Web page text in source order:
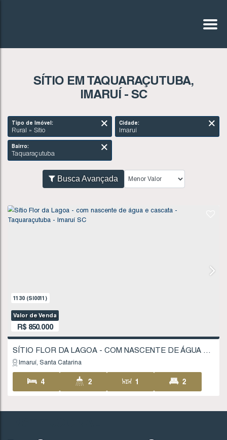
SÍTIO EM TAQUARAÇUTUBA,
IMARUÍ - SC
Tipo de Imóvel:
Rural » Sítio
Cidade:
Bairro:
Taquaraçutuba
Busca Avançada
1130 (SI0011)
Valor de Venda